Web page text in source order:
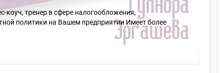
тренер в сфере налогообложения,
политики на Вашем предприятии Имеет более